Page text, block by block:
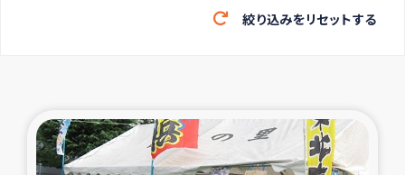
緊急救援の時代
東ティモール豪雨緊急支援
大雨による洪水被災者支援
絞り込みをリセットする